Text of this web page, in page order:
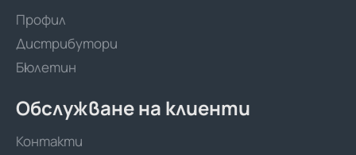
Профил
Дистрибутори
Бюлетин
Обслужване на клиенти
Контакти